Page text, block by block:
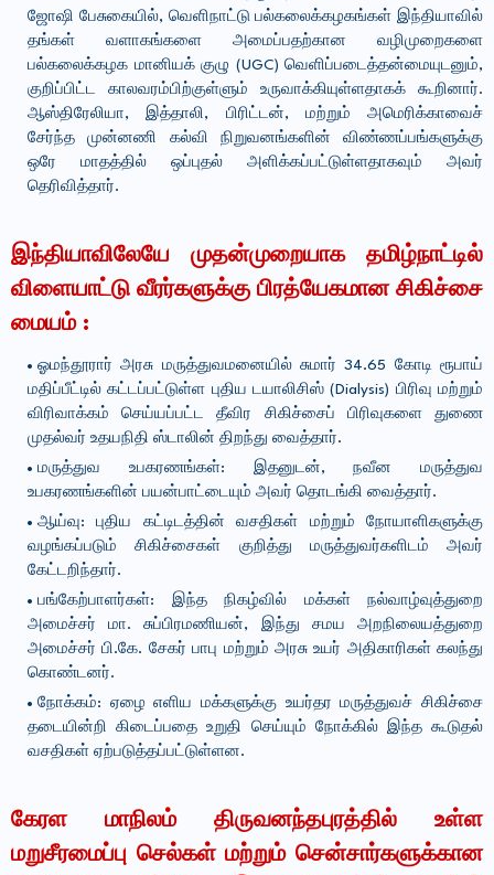
ஜோஷி பேசுகையில், வெளிநாட்டு பல்கலைக்கழகங்கள் இந்தியாவில்
தங்கள் வளாகங்களை அமைப்பதற்கான வழிமுறைகளை
பல்கலைக்கழக மானியக் குழு (UGC) வெளிப்படைத்தன்மையுடனும்,
குறிப்பிட்ட காலவரம்பிற்குள்ளும் உருவாக்கியுள்ளதாகக் கூறினார்.
ஆஸ்திரேலியா, இத்தாலி, பிரிட்டன், மற்றும் அமெரிக்காவைச்
சேர்ந்த முன்னணி கல்வி நிறுவனங்களின் விண்ணப்பங்களுக்கு
ஒரே மாதத்தில் ஒப்புதல் அளிக்கப்பட்டுள்ளதாகவும் அவர்
தெரிவித்தார்.
இந்தியாவிலேயே முதன்முறையாக தமிழ்நாட்டில்
விளையாட்டு வீரர்களுக்கு பிரத்யேகமான சிகிச்சை
மையம் :
ஓமந்தூரார் அரசு மருத்துவமனையில் சுமார் 34.65 கோடி ரூபாய்
மதிப்பீட்டில் கட்டப்பட்டுள்ள புதிய டயாலிசிஸ் (Dialysis) பிரிவு மற்றும்
விரிவாக்கம் செய்யப்பட்ட தீவிர சிகிச்சைப் பிரிவுகளை துணை
முதல்வர் உதயநிதி ஸ்டாலின் திறந்து வைத்தார்.
மருத்துவ உபகரணங்கள்: இதனுடன், நவீன மருத்துவ
உபகரணங்களின் பயன்பாட்டையும் அவர் தொடங்கி வைத்தார்.
ஆய்வு: புதிய கட்டிடத்தின் வசதிகள் மற்றும் நோயாளிகளுக்கு
வழங்கப்படும் சிகிச்சைகள் குறித்து மருத்துவர்களிடம் அவர்
கேட்டறிந்தார்.
பங்கேற்பாளர்கள்: இந்த நிகழ்வில் மக்கள் நல்வாழ்வுத்துறை
அமைச்சர் மா. சுப்பிரமணியன், இந்து சமய அறநிலையத்துறை
அமைச்சர் பி.கே. சேகர் பாபு மற்றும் அரசு உயர் அதிகாரிகள் கலந்து
கொண்டனர்.
நோக்கம்: ஏழை எளிய மக்களுக்கு உயர்தர மருத்துவச் சிகிச்சை
தடையின்றி கிடைப்பதை உறுதி செய்யும் நோக்கில் இந்த கூடுதல்
வசதிகள் ஏற்படுத்தப்பட்டுள்ளன.
கேரள மாநிலம் திருவனந்தபுரத்தில் உள்ள
மறுசீரமைப்பு செல்கள் மற்றும் சென்சார்களுக்கான